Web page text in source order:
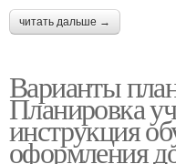
читать дальше →
Варианты
Планировка
инструкция
оформления